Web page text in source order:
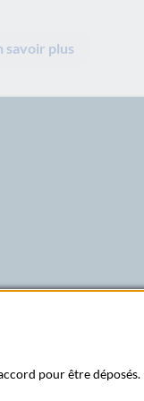
savoir plus
pour être déposés.